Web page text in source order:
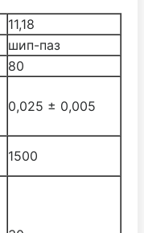
11,18
шип-паз
80
0,025 ± 0,005
1500